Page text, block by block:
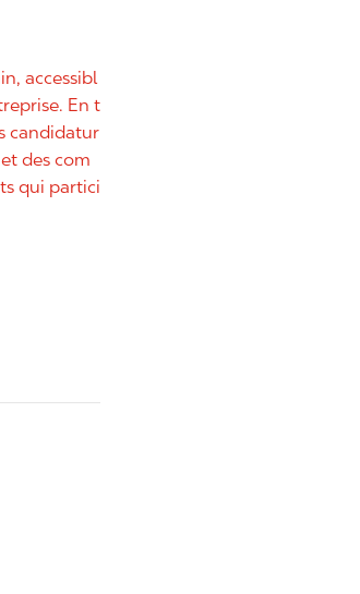
accessibl
En t
candidatur
des com
qui partici